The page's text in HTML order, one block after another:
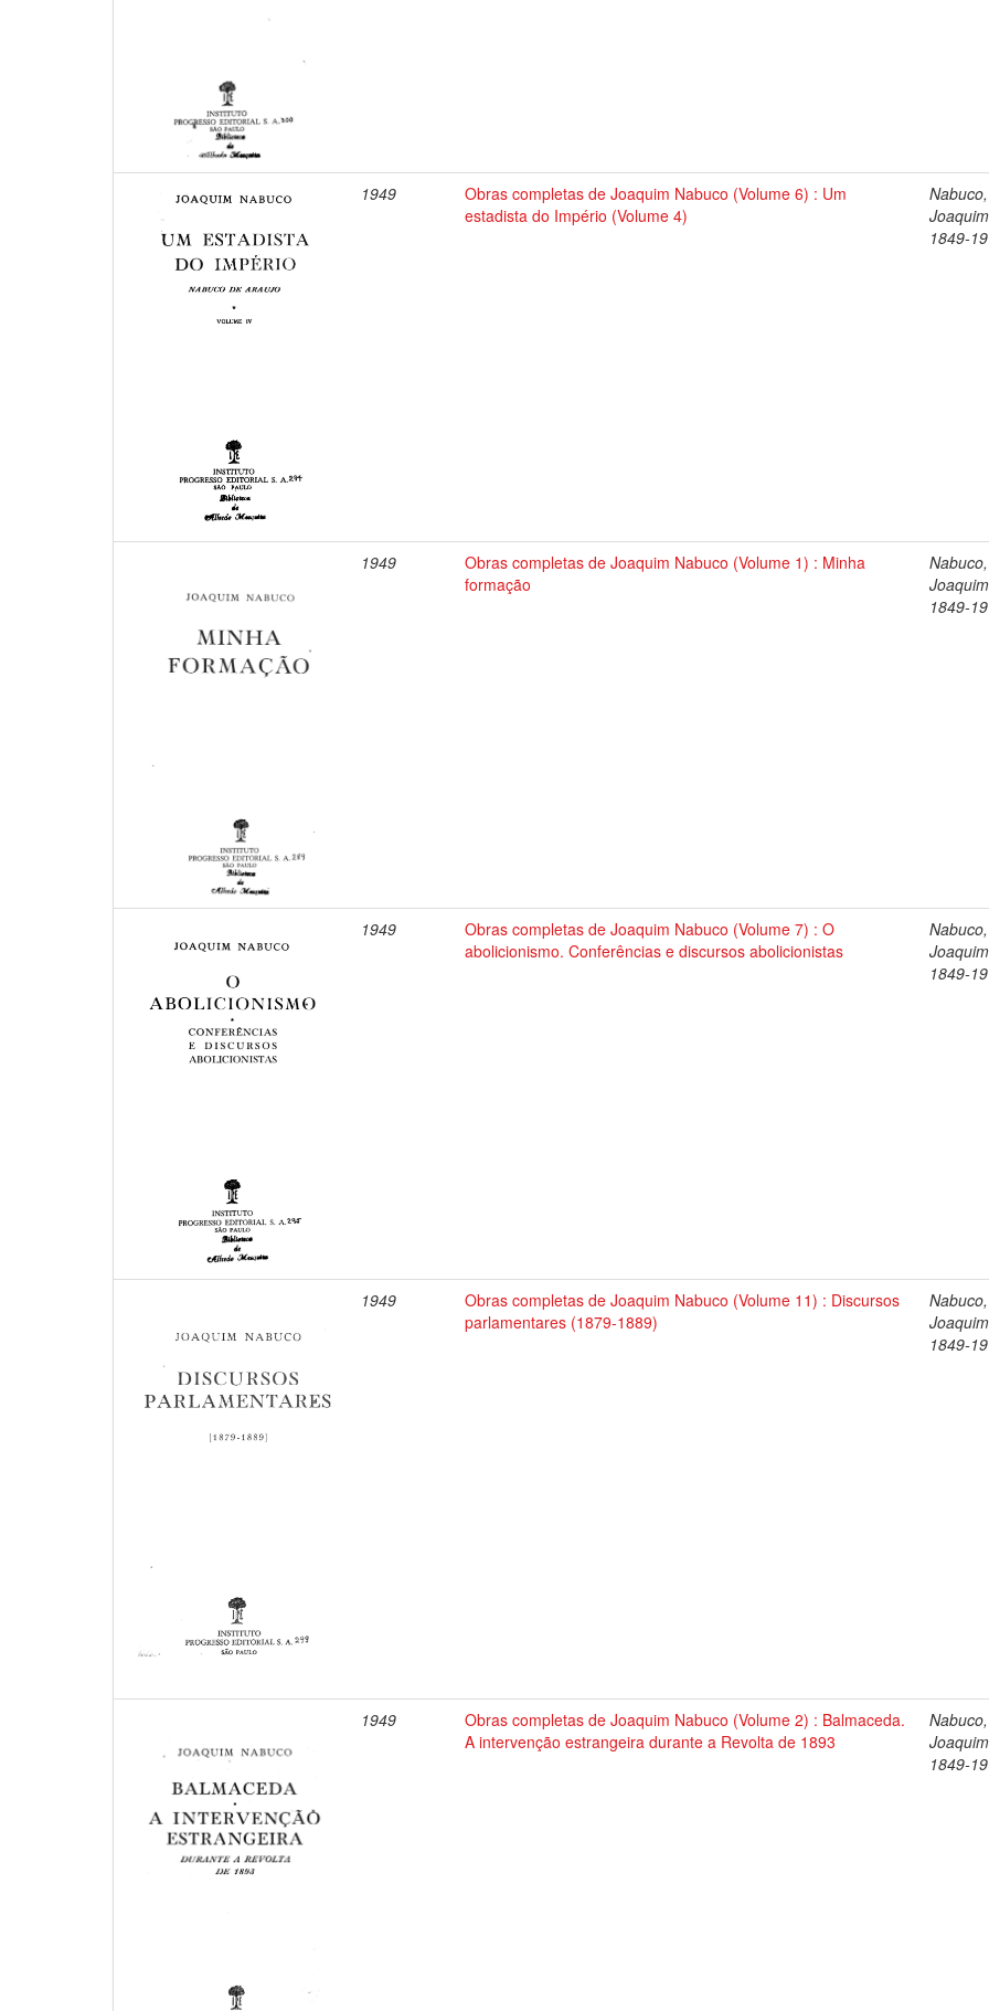
1949
Obras completas de Joaquim Nabuco (Volume 6) : Um
estadista do Império (Volume 4)
Nabuco,
1849-
1949
Obras completas de Joaquim Nabuco (Volume 1) : Minha
formação
Nabuco,
1849-
1949
Obras completas de Joaquim Nabuco (Volume 7) : O
abolicionismo. Conferências e discursos abolicionistas
Nabuco,
1849-
1949
Obras completas de Joaquim Nabuco (Volume 11) : Discursos
parlamentares (1879-1889)
Nabuco,
1849-
1949
Obras completas de Joaquim Nabuco (Volume 2) : Balmaceda.
A intervenção estrangeira durante a Revolta de 1893
Nabuco,
1849-